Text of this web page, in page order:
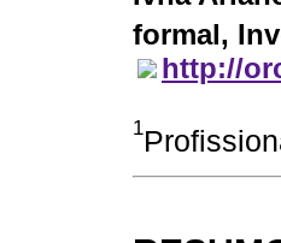
formal,
http://
1